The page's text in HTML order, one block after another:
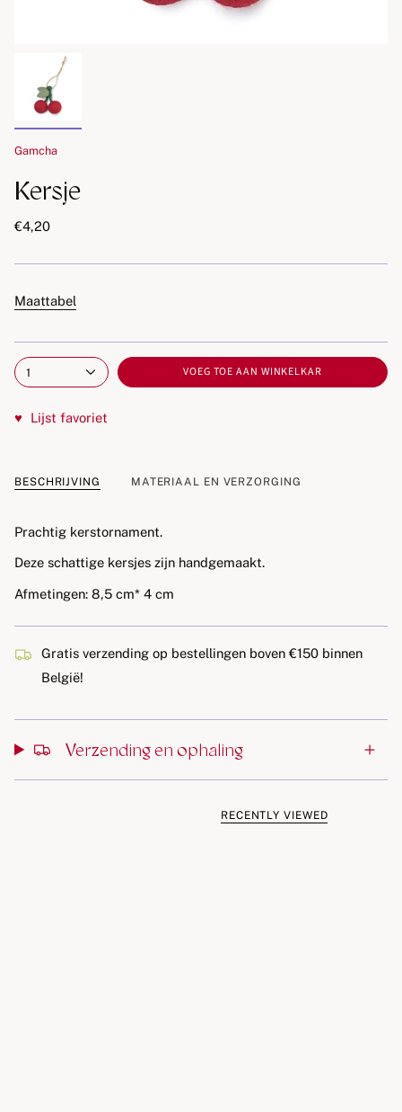
Gamcha
Kersje
€4,20
Maattabel
1 VOEG TOE AAN WINKELKAR
♥ Lijst favoriet
BESCHRIJVING MATERIAAL EN VERZORGING
Prachtig kerstornament.
Deze schattige kersjes zijn handgemaakt.
Afmetingen: 8,5 cm* 4 cm
Gratis verzending op bestellingen boven €150 binnen
België!
Verzending en ophaling
RECENTLY VIEWED